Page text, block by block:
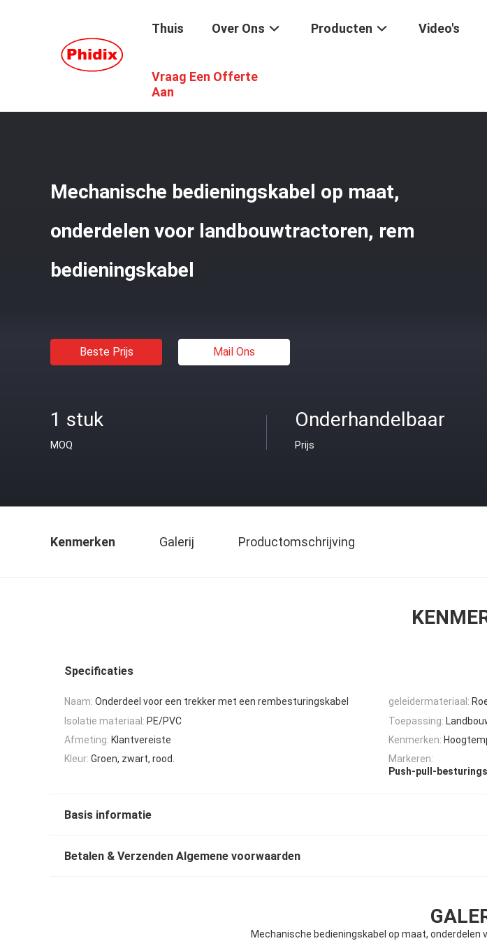
Thuis Over Ons Producten Video's
Vraag Een Offerte
Aan
Mechanische Controlekabel
Mechanische bedieningskabel op maat,
onderdelen voor landbouwtractoren, rem
bedieningskabel
Beste Prijs Mail Ons
1 stuk
MOQ
Onderhandelbaar
Prijs
Kenmerken Galerij Productomschrijving
Specificaties
Naam: Onderdeel voor een trekker met een rembesturingskabel geleidermateriaal:
Isolatie materiaal: PE/PVC Toepassing:
Afmeting: Klantvereiste Kenmerken:
Kleur: Groen, zwart, rood.
Markeren:
Push-pull-
Basis informatie
Betalen & Verzenden Algemene voorwaarden
Mechanische bedieningskabel op maat,